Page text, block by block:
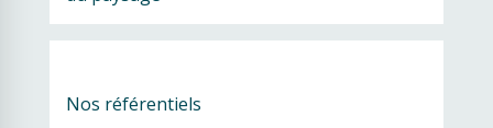
Nos référentiels